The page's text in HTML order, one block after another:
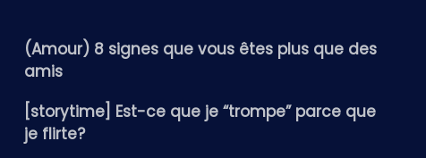
(Amour) 8 signes que vous êtes plus que des
amis
[storytime] Est-ce que je “trompe” parce que
je flirte?